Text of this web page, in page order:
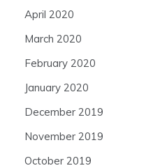
April 2020
March 2020
February 2020
January 2020
December 2019
November 2019
October 2019